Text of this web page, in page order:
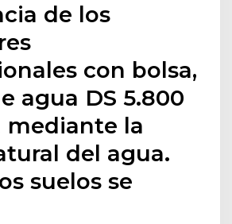
de los
con bolsa,
agua DS 5.800
la
del agua.
suelos se